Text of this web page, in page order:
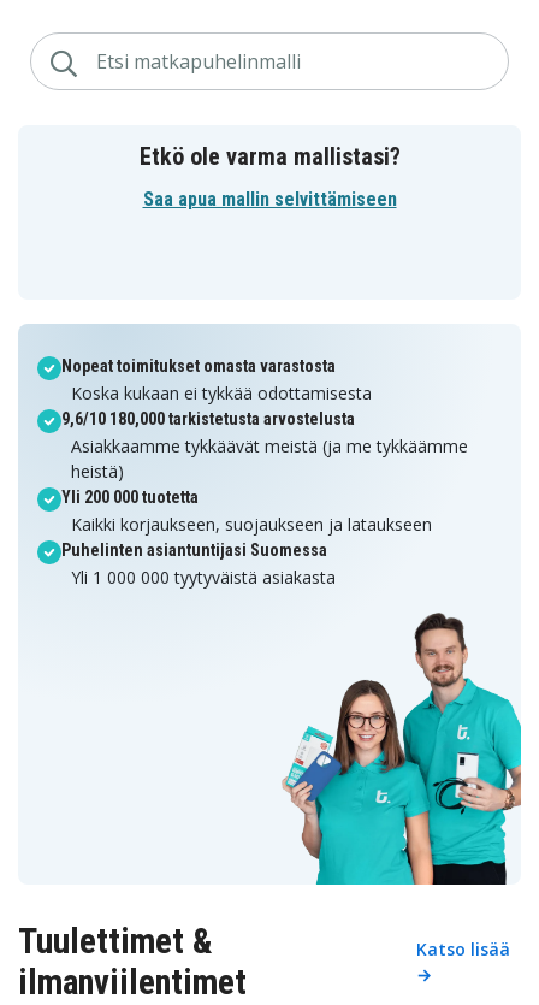
Etkö ole varma mallistasi?
Saa apua mallin selvittämiseen
Nopeat toimitukset omasta varastosta
Koska kukaan ei tykkää odottamisesta
9,6/10 180,000 tarkistetusta arvostelusta
Asiakkaamme tykkäävät meistä (ja me tykkäämme
heistä)
Yli 200 000 tuotetta
Kaikki korjaukseen, suojaukseen ja lataukseen
Puhelinten asiantuntijasi Suomessa
Yli 1 000 000 tyytyväistä asiakasta
Tuulettimet &
ilmanviilentimet
Katso lisää
→